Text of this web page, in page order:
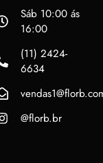
Sáb 10:00 ás
16:00
(11) 2424-
6634
@florb.br